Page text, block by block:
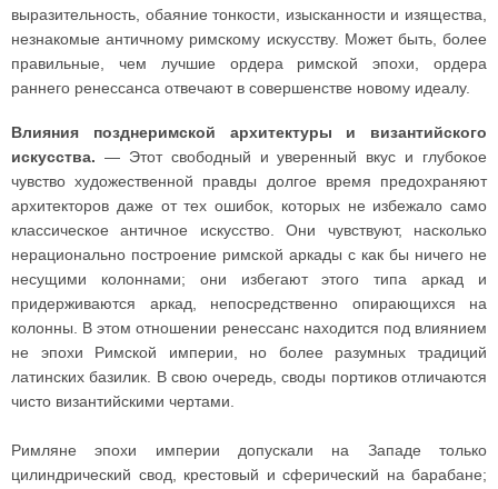
выразительность, обаяние тонкости, изысканности и изящества,
незнакомые античному римскому искусству. Может быть, более
правильные, чем лучшие ордера римской эпохи, ордера
раннего ренессанса отвечают в совершенстве новому идеалу.
Влияния позднеримской архитектуры и византийского
искусства. — Этот свободный и уверенный вкус и глубокое
чувство художественной правды долгое время предохраняют
архитекторов даже от тех ошибок, которых не избежало само
классическое античное искусство. Они чувствуют, насколько
нерационально построение римской аркады с как бы ничего не
несущими колоннами; они избегают этого типа аркад и
придерживаются аркад, непосредственно опирающихся на
колонны. В этом отношении ренессанс находится под влиянием
не эпохи Римской империи, но более разумных традиций
латинских базилик. В свою очередь, своды портиков отличаются
чисто византийскими чертами.
Римляне эпохи империи допускали на Западе только
цилиндрический свод, крестовый и сферический на барабане;